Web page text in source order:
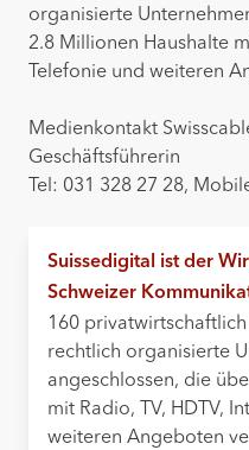
organisierte
2.8 Millionen Haushalte
Telefonie und weiteren
Medienkontakt
Geschäftsführerin
Tel: 031 328 27 28,
Suissedigital ist der
Schweizer
160
rechtlich organisierte
angeschlossen, die
mit Radio, TV, HDTV,
weiteren Angeboten